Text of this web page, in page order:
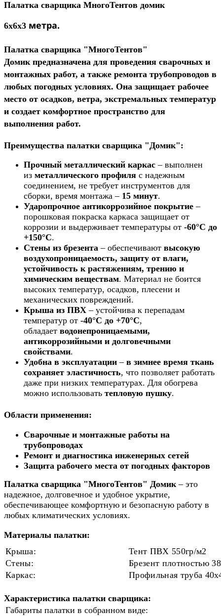
Палатка сварщика МногоТентов домик
6х6х3 метра.
Палатка сварщика "МногоТентов"
Домикпредназначена для проведения сварочных и
монтажных работ, а также ремонта трубопроводов в
любых погодных условиях. Она защищает рабочее
место от осадков, ветра, экстремальных температур
и создает комфортное пространство для
выполнения работ.
Преимущества палатки сварщика "Домик":
Прочный металлический каркас – выполнен
из металлического профиля с надежным
соединением, не требует инструментов для
сборки, время монтажа – 15 минут.
Ударопрочное антикоррозийное покрытие –
порошковая покраска каркаса защищает от
коррозии и выдерживает температуры от -60°C до
+150°C.
Стены из брезента – обеспечивают высокую
воздухопроницаемость, защиту от влаги,
устойчивость к растяжениям, трению и
химическим веществам. Материал не боится
высоких температур, осадков, плесени и
механических повреждений.
Крыша из ПВХ – устойчива к перепадам
температур от -40°C до +70°C,
обладает водонепроницаемыми,
антикоррозийными и долговечными
свойствами.
Удобна в эксплуатации – в зимнее время ткань
сохраняет эластичность, что позволяет работать
даже при низких температурах. Для обогрева
можно использовать тепловую пушку.
Области применения:
Сварочные и монтажные работы на
трубопроводах
Ремонт и диагностика инженерных сетей
Защита рабочего места от погодных факторов
Палатка сварщика "МногоТентов" Домик – это
надежное, долговечное и удобное укрытие,
обеспечивающее комфортную и безопасную работу в
любых климатических условиях.
Материалы палатки:
Крыша:
Тент ПВХ 550гр/м2
Стены:
Брезент плотностью
Каркас:
Профильная труба 40x
Характеристика палатки сварщика:
Габариты палатки в собранном виде: